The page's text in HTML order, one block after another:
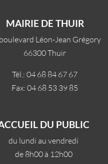
MAIRIE DE THUIR
Léon-Jean Grégory
66300 Thuir
Tél.: 04 68 84 67 67
Fax: 04 68 53 39 85
DU PUBLIC
du lundi au vendredi
de 8h00 à 12h00